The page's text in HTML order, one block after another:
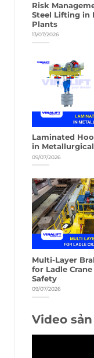
Risk
Steel Lifting in
Plants
13/07/2026
Laminated
in Metallurgical
09/07/2026
Multi-Layer
for Ladle
Safety
09/07/2026
Video